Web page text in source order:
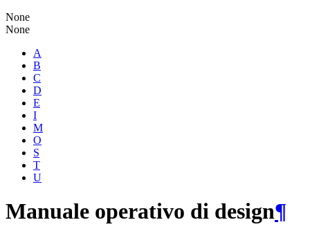
None
None
A
B
C
D
E
I
M
O
S
T
U
Manuale operativo di design¶